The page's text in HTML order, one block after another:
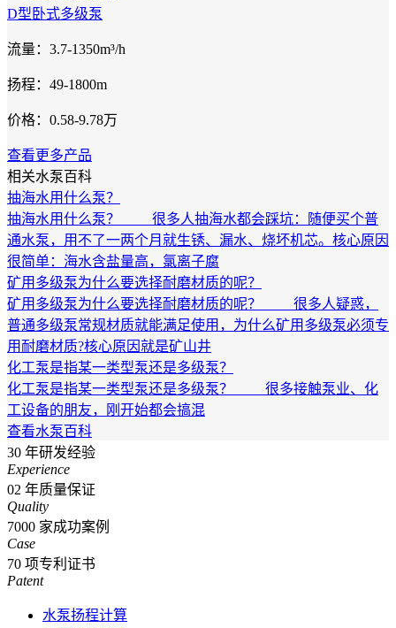
D型卧式多级泵
流量：3.7-1350m³/h
扬程：49-1800m
价格：0.58-9.78万
查看更多产品
相关水泵百科
抽海水用什么泵？
抽海水用什么泵？ 很多人抽海水都会踩坑：随便买个普
通水泵，用不了一两个月就生锈、漏水、烧坏机芯。核心原因
很简单：海水含盐量高，氯离子腐
矿用多级泵为什么要选择耐磨材质的呢？
矿用多级泵为什么要选择耐磨材质的呢？ 很多人疑惑，
普通多级泵常规材质就能满足使用，为什么矿用多级泵必须专
用耐磨材质?核心原因就是矿山井
化工泵是指某一类型泵还是多级泵？
化工泵是指某一类型泵还是多级泵？ 很多接触泵业、化
工设备的朋友，刚开始都会搞混
查看水泵百科
30 年研发经验
Experience
02 年质量保证
Quality
7000 家成功案例
Case
70 项专利证书
Patent
水泵扬程计算